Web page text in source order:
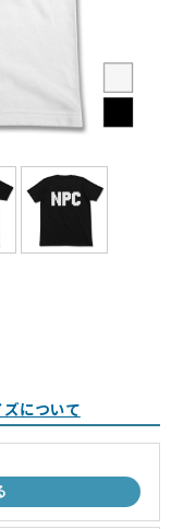
ズについて